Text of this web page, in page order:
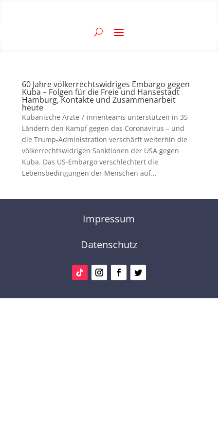
60 Jahre völkerrechtswidriges Embargo gegen
Kuba – Folgen für die Freie und Hansestadt
Hamburg, Kontakte und Zusammenarbeit
heute
Kubanische Ärzte-/-innenteams unterstützen in 35
Ländern den Kampf gegen das Coronavirus – und
die Trump-Administration verschärft weiterhin die
völkerrechtswidrigen Sanktionen der USA gegen
Kuba. Das US-Embargo verschlechtert die
Lebensbedingungen der Menschen auf...
Impressum
Datenschutz